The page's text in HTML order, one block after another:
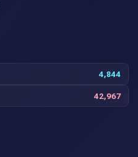
4,844
42,967